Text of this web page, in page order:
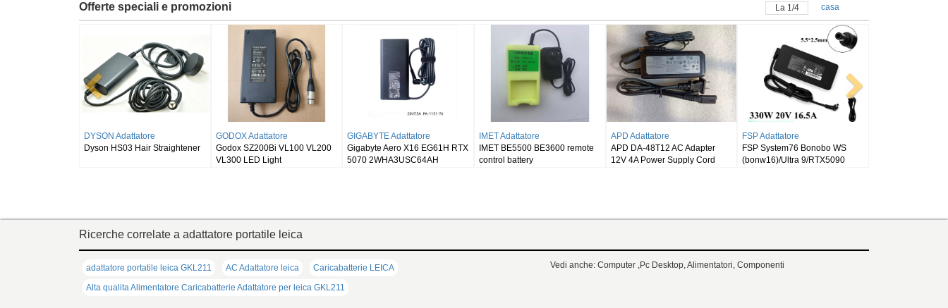
Offerte speciali e promozioni La 1/4 casa
FSP Adattatore
FSP System76 Bonobo WS
HUAWEI Adattatore
HUAWEI Brovi 5G CPE Win
H352-381 Outdoor CPE
TRIMBLE Adattatore
Charger Trimble GPS GNSS
Total Station S6 S8 R10 R6 R8
ASUS Adattatore
ASUS G72 G72G Series
ASUS Adattatore
ASUS ROG Strix scar 16 2025
G635LW RTX5080
OLYMPUS Adattatore
Olympus Inspired Energy
Battery ND2034OL34 ND2034
Ricerche correlate a adattatore portatile leica
adattatore portatile leica GKL211 AC Adattatore leica
Caricabatterie LEICA
Alta qualita Alimentatore Caricabatterie Adattatore per leica GKL211
Vedi anche: Computer ,Pc Desktop, Alimentatori, Componenti